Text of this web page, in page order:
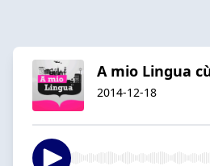
A mio Lingua
2014-12-18